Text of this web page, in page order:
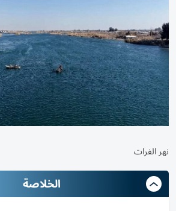
نهر الفرات
الخلاصة